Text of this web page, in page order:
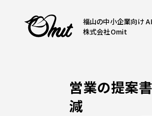
福山の中小企業向け
株式会社Omit
営業の提案
減